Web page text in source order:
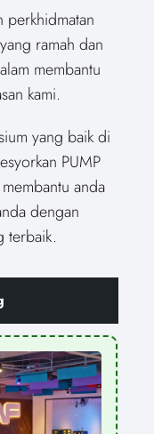
perkhidmatan
ramah dan
membantu
kami.
yang baik di
PUMP
anda
dengan
terbaik.